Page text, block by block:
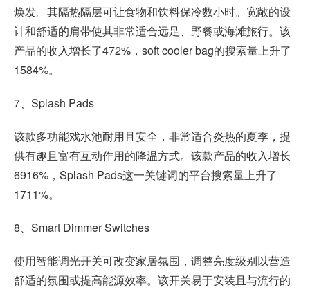
焕发。其隔热隔层可让食物和饮料保冷数小时。宽敞的设
计和舒适的肩带使其非常适合远足、野餐或海滩旅行。该
产品的收入增长了472%，soft cooler bag的搜索量上升了
1584%。
7、Splash Pads
该款多功能戏水池耐用且安全，非常适合炎热的夏季，提
供有趣且富有互动作用的降温方式。该款产品的收入增长
6916%，Splash Pads这一关键词的平台搜索量上升了
1711%。
8、Smart Dimmer Switches
使用智能调光开关可改变家居氛围，调整亮度级别以营造
舒适的氛围或提高能源效率。该开关易于安装且与流行的